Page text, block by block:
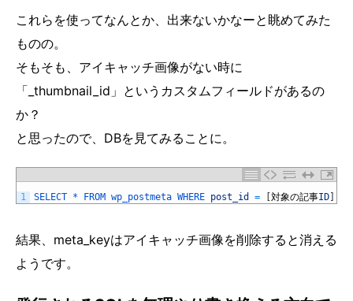
これらを使ってなんとか、出来ないかなーと眺めてみた
ものの。
そもそも、アイキャッチ画像がない時に
「_thumbnail_id」というカスタムフィールドがあるの
か？
と思ったので、DBを見てみることに。
1 SELECT * FROM wp_postmeta WHERE post_id = [対象の記事ID]
結果、meta_keyはアイキャッチ画像を削除すると消える
ようです。